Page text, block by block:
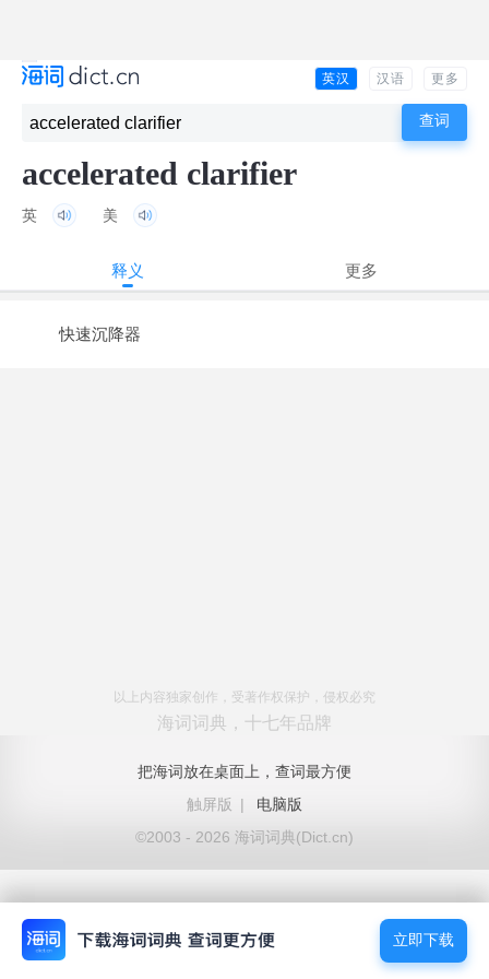
英汉 汉语 更多
accelerated clarifier
英 美
释义 更多
快速沉降器
以上内容独家创作，受著作权保护，侵权必究
海词词典，十七年品牌
把海词放在桌面上，查词最方便
触屏版
|
电脑版
©2003 - 2026 海词词典(Dict.cn)
立即下载
立即下载